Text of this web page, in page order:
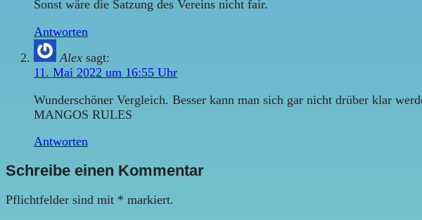
Sonst wäre die Satzung des Vereins nicht fair.
Antworten
Alex sagt:
11. Mai 2022 um 16:55 Uhr
Wunderschöner Vergleich. Besser kann man sich gar nicht drüber klar
MANGOS RULES
Antworten
Schreibe einen Kommentar
Pflichtfelder sind mit * markiert.